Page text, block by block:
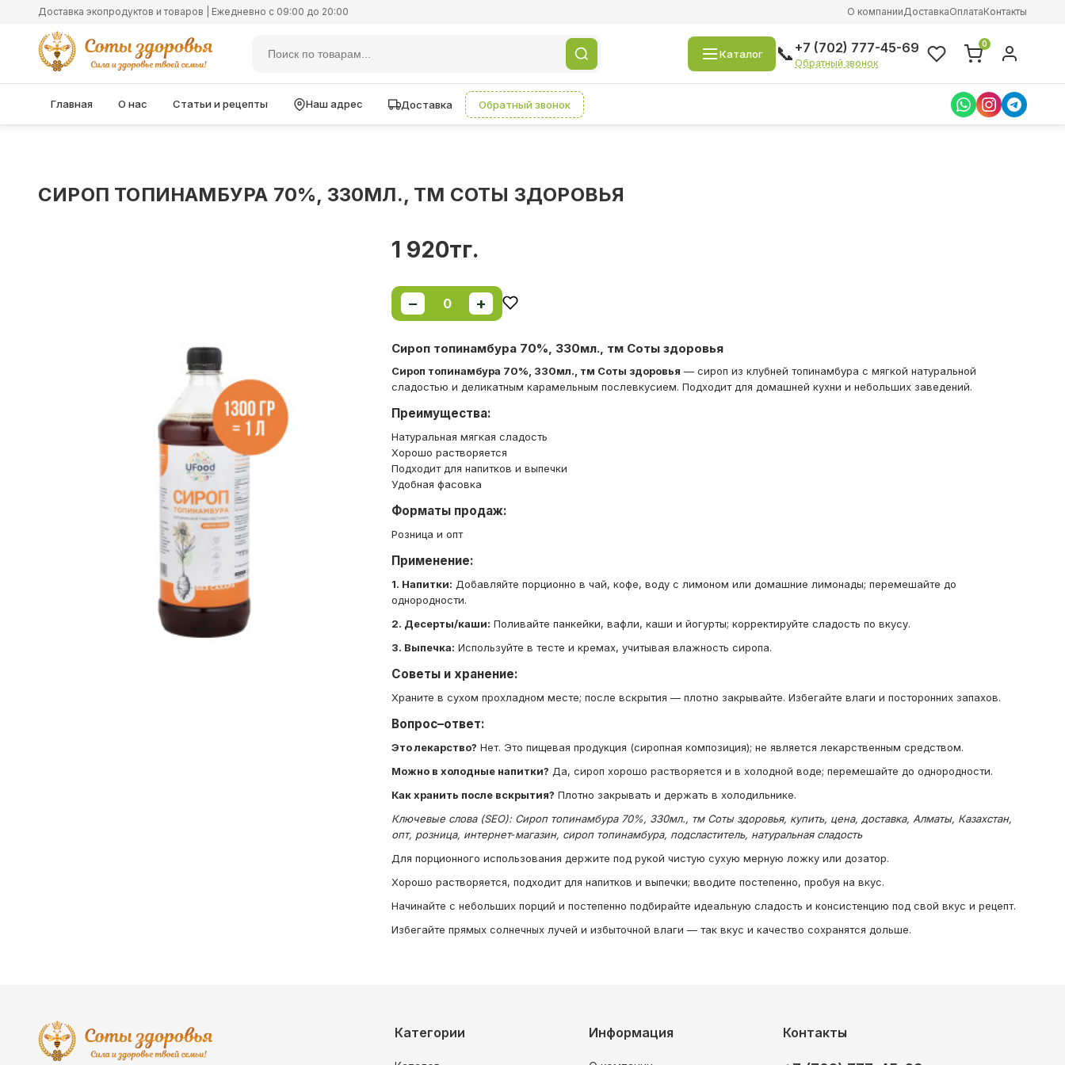
Доставка экопродуктов и товаров | Ежедневно с 09:00 до 20:00 О компанииДоставкаОплатаКонтакты
Каталог 📞 +7 (702) 777-45-69
Обратный звонок
0
Главная О нас Статьи и рецепты Наш адрес Доставка Обратный звонок
СИРОП ТОПИНАМБУРА 70%, 330МЛ., ТМ СОТЫ ЗДОРОВЬЯ
1 920тг.
− 0 +
Сироп топинамбура 70%, 330мл., тм Соты здоровья
Сироп топинамбура 70%, 330мл., тм Соты здоровья — сироп из клубней топинамбура с мягкой натуральной
сладостью и деликатным карамельным послевкусием. Подходит для домашней кухни и небольших заведений.
Преимущества:
Натуральная мягкая сладость
Хорошо растворяется
Подходит для напитков и выпечки
Удобная фасовка
Форматы продаж:
Розница и опт
Применение:
1. Напитки: Добавляйте порционно в чай, кофе, воду с лимоном или домашние лимонады; перемешайте до
однородности.
2. Десерты/каши: Поливайте панкейки, вафли, каши и йогурты; корректируйте сладость по вкусу.
3. Выпечка: Используйте в тесте и кремах, учитывая влажность сиропа.
Советы и хранение:
Храните в сухом прохладном месте; после вскрытия — плотно закрывайте. Избегайте влаги и посторонних запахов.
Вопрос–ответ:
Это лекарство? Нет. Это пищевая продукция (сиропная композиция); не является лекарственным средством.
Можно в холодные напитки? Да, сироп хорошо растворяется и в холодной воде; перемешайте до однородности.
Как хранить после вскрытия? Плотно закрывать и держать в холодильнике.
Ключевые слова (SEO): Сироп топинамбура 70%, 330мл., тм Соты здоровья, купить, цена, доставка, Алматы, Казахстан,
опт, розница, интернет‑магазин, сироп топинамбура, подсластитель, натуральная сладость
Для порционного использования держите под рукой чистую сухую мерную ложку или дозатор.
Хорошо растворяется, подходит для напитков и выпечки; вводите постепенно, пробуя на вкус.
Начинайте с небольших порций и постепенно подбирайте идеальную сладость и консистенцию под свой вкус и рецепт.
Избегайте прямых солнечных лучей и избыточной влаги — так вкус и качество сохранятся дольше.
Категории Информация Контакты